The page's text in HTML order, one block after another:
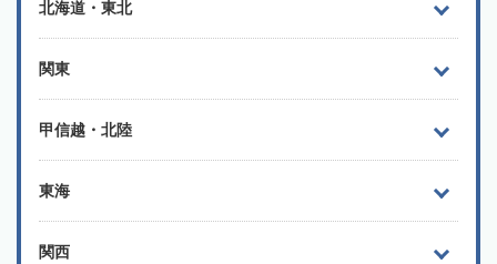
北海道・東北
関東
甲信越・北陸
東海
関西